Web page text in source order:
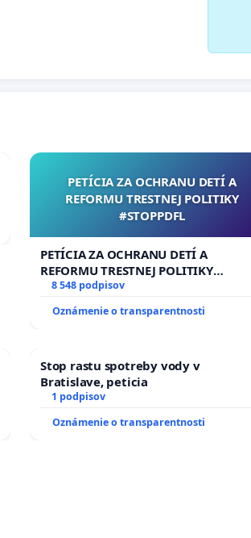
PETÍCIA ZA OCHRANU DETÍ A
REFORMU TRESTNEJ POLITIKY
#STOPPDFL
PETÍCIA ZA OCHRANU DETÍ A
REFORMU TRESTNEJ POLITIKY
#STOPPDFL
8 548 podpisov
Oznámenie o transparentnosti
Stop rastu spotreby vody v
Bratislave, peticia
1 podpisov
Oznámenie o transparentnosti